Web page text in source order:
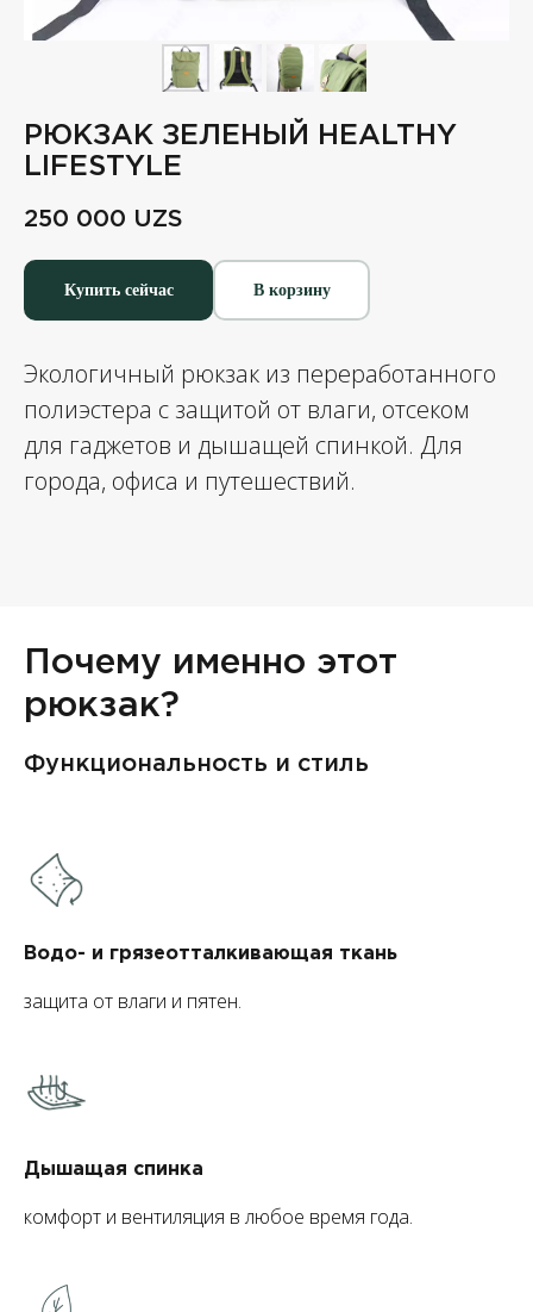
РЮКЗАК ЗЕЛЕНЫЙ HEALTHY
LIFESTYLE
250 000 UZS
Купить сейчас В корзину
Экологичный рюкзак из переработанного
полиэстера с защитой от влаги, отсеком
для гаджетов и дышащей спинкой. Для
города, офиса и путешествий.
Почему именно этот
рюкзак?
Функциональность и стиль
Водо- и грязеотталкивающая ткань
защита от влаги и пятен.
Дышащая спинка
комфорт и вентиляция в любое время года.